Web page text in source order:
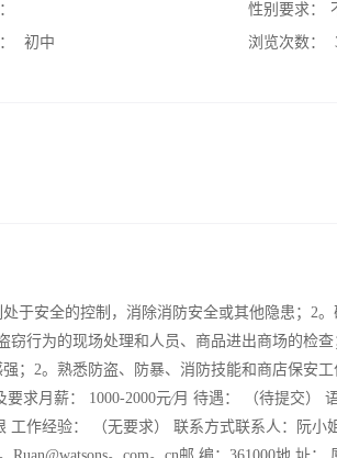
初中
性别要求：
浏览次数：
于安全的控制，消除消防安全或其他隐患；2
行为的现场处理和人员、商品进出商场的检
；2。熟悉防盗、防暴、消防技能和商店保安
要求月薪： 1000-2000元∕月 待遇： （待提交）
作经验： （无要求） 联系方式联系人：阮小